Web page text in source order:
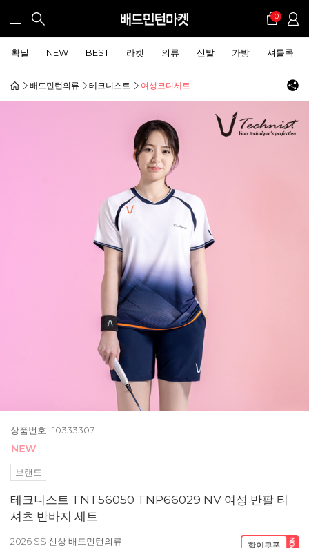
0
확딜 NEW BEST 라켓 의류 신발 가방 셔틀콕
배드민턴의류 테크니스트 여성코디세트
상품번호 : 10333307
브랜드
테크니스트 TNT56050 TNP66029 NV 여성 반팔 티
셔츠 반바지 세트
2026 SS 신상 배드민턴의류